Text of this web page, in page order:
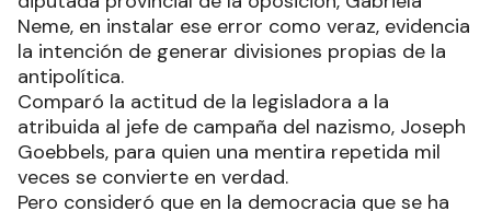
Neme, en instalar ese error como veraz, evidencia
la intención de generar divisiones propias de la
antipolítica.
Comparó la actitud de la legisladora a la
atribuida al jefe de campaña del nazismo, Joseph
Goebbels, para quien una mentira repetida mil
veces se convierte en verdad.
Pero consideró que en la democracia que se ha